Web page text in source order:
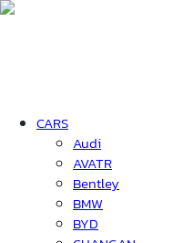
CARS
Audi
AVATR
Bentley
BMW
BYD